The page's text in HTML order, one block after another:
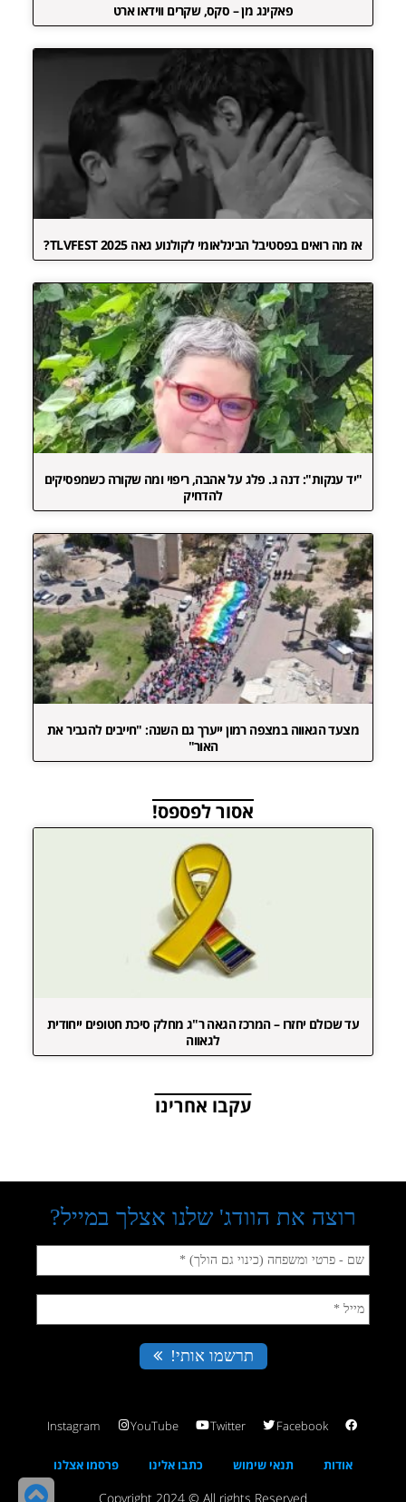
פאקינג מן – סקס, שקרים ווידאו ארט
אז מה רואים בפסטיבל הבינלאומי לקולנוע גאה TLVFEST 2025?
"יד ענקות": דנה ג. פלג על אהבה, ריפוי ומה שקורה כשמפסיקים
להדחיק
מצעד הגאווה במצפה רמון ייערך גם השנה: "חייבים להגביר את
האור"
אסור לפספס!
עד שכולם יחזרו – המרכז הגאה ר"ג מחלק סיכת חטופים ייחודית
לגאווה
עקבו אחרינו
Facebook
Twitter
YouTube
Instagram
אודות תנאי שימוש כתבו אלינו פרסמו אצלנו
Copyright 2024 © All rights Reserved